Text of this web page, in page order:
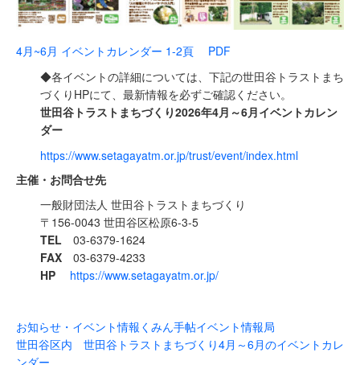
4月~6月 イベントカレンダー 1-2頁 PDF
◆各イベントの詳細については、下記の世田谷トラストまち
づくりHPにて、最新情報を必ずご確認ください。
世田谷トラストまちづくり2026年4月～6月イベントカレン
ダー
https://www.setagayatm.or.jp/trust/event/index.html
主催・お問合せ先
一般財団法人 世田谷トラストまちづくり
〒156-0043 世田谷区松原6-3-5
TEL 03-6379-1624
FAX 03-6379-4233
HP
https://www.setagayatm.or.jp/
お知らせ・イベント情報 くみん手帖イベント情報局
世田谷区内 世田谷トラストまちづくり4月～6月のイベントカレ